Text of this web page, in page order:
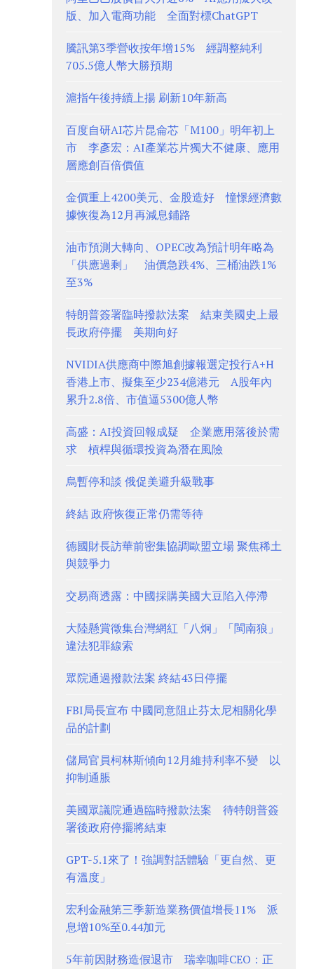
版、加入電商功能 全面對標ChatGPT
騰訊第3季營收按年增15% 經調整純利
705.5億人幣大勝預期
滬指午後持續上揚 刷新10年新高
百度自研AI芯片昆侖芯「M100」明年初上
市 李彥宏：AI產業芯片獨大不健康、應用
層應創百倍價值
金價重上4200美元、金股造好 憧憬經濟數
據恢復為12月再減息鋪路
油市預測大轉向、OPEC改為預計明年略為
「供應過剩」 油價急跌4%、三桶油跌1%
至3%
特朗普簽署臨時撥款法案 結束美國史上最
長政府停擺 美期向好
NVIDIA供應商中際旭創據報選定投行A+H
香港上市、擬集至少234億港元 A股年內
累升2.8倍、市值逼5300億人幣
高盛：AI投資回報成疑 企業應用落後於需
求 槓桿與循環投資為潛在風險
烏暫停和談 俄促美避升級戰事
終結 政府恢復正常仍需等待
德國財長訪華前密集協調歐盟立場 聚焦稀土
與競爭力
交易商透露：中國採購美國大豆陷入停滯
大陸懸賞徵集台灣網紅「八炯」「閩南狼」
違法犯罪線索
眾院通過撥款法案 終結43日停擺
FBI局長宣布 中國同意阻止芬太尼相關化學
品的計劃
儲局官員柯林斯傾向12月維持利率不變 以
抑制通脹
美國眾議院通過臨時撥款法案 待特朗普簽
署後政府停擺將結束
GPT-5.1來了！強調對話體驗「更自然、更
有溫度」
宏利金融第三季新造業務價值增長11% 派
息增10%至0.44加元
5年前因財務造假退市 瑞幸咖啡CEO：正